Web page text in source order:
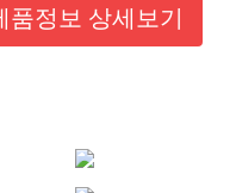
품정보 상세보기